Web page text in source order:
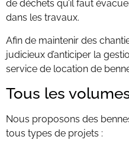
de déchets qu’il faut
dans les travaux.
Afin de maintenir des
judicieux d’anticiper la
service de location de
Tous les
Nous proposons des
tous types de projets :